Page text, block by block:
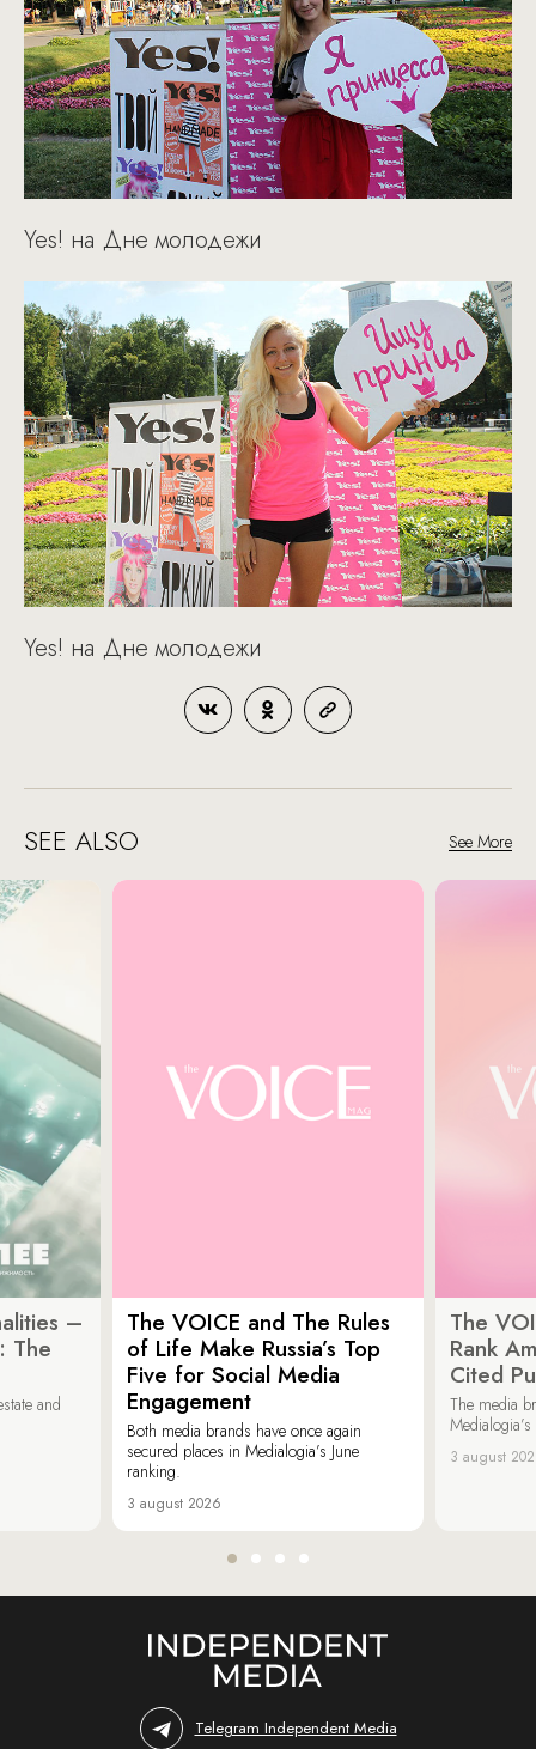
Yes! на Дне молодежи
Yes! на Дне молодежи
SEE ALSO See More
–
The
and
The VOICE and The Rules
of Life Make Russia’s Top
Five for Social Media
Engagement
Both media brands have once again
secured places in Medialogia’s June
ranking.
3 august 2026
The
Rank
Cited
The media
3 august
Telegram Independent Media